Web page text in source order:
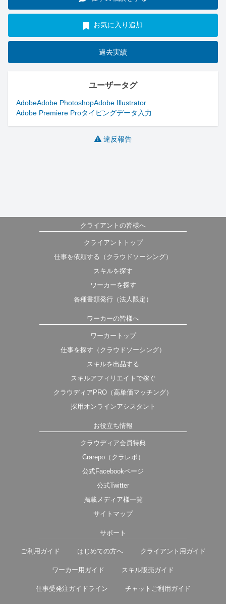
お気に入り追加
過去実績
ユーザータグ
AdobeAdobe PhotoshopAdobe Illustrator
Adobe Premiere Proタイピングデータ入力
違反報告
クライアントの皆様へ
クライアントトップ
仕事を依頼する（クラウドソーシング）
スキルを探す
ワーカーを探す
各種書類発行（法人限定）
ワーカーの皆様へ
ワーカートップ
仕事を探す（クラウドソーシング）
スキルを出品する
スキルアフィリエイトで稼ぐ
クラウディアPRO（高単価マッチング）
採用オンラインアシスタント
お役立ち情報
クラウディア会員特典
Crarepo（クラレポ）
公式Facebookページ
公式Twitter
掲載メディア様一覧
サイトマップ
サポート
ご利用ガイド はじめての方へ クライアント用ガイド
ワーカー用ガイド スキル販売ガイド
仕事受発注ガイドライン チャットご利用ガイド